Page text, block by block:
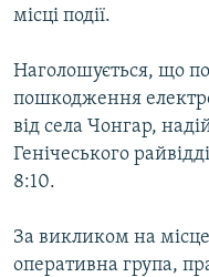
місці події.
Наголошується, що
пошкодження
від села Чонгар,
Генічеського
8:10.
За викликом на місце
оперативна група,